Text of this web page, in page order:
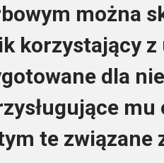
można
korzystający z
dla
te związane